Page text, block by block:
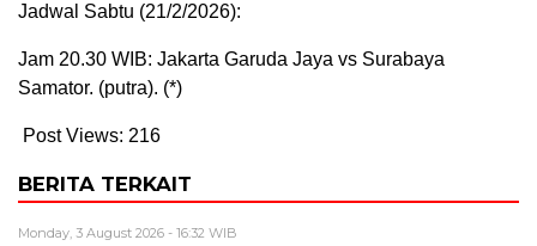
Jadwal Sabtu (21/2/2026):
Jam 20.30 WIB: Jakarta Garuda Jaya vs Surabaya
Samator. (putra). (*)
Post Views: 216
BERITA TERKAIT
Monday, 3 August 2026 - 16:32 WIB